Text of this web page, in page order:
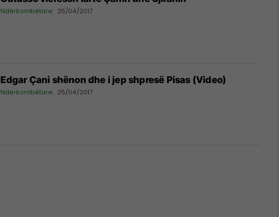
Ndërkombëtare 25/04/2017
Edgar Çani shënon dhe i jep shpresë Pisas (Video)
Ndërkombëtare 25/04/2017